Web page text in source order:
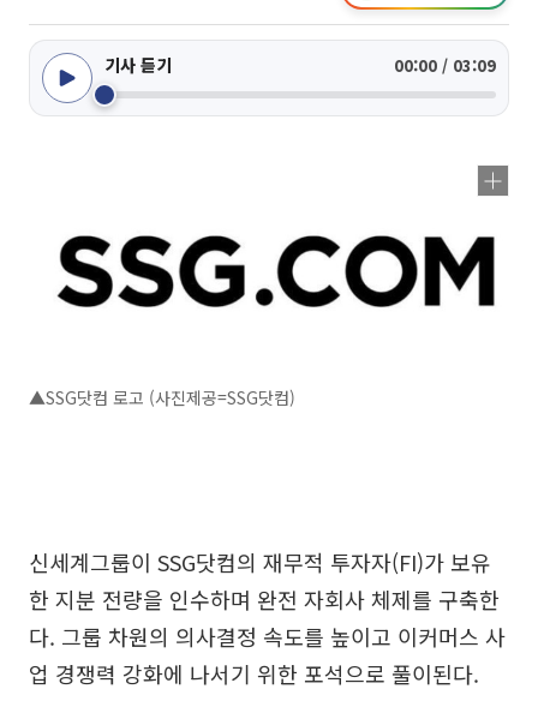
기사 듣기 00:00 / 03:09
▲SSG닷컴 로고 (사진제공=SSG닷컴)
신세계그룹이 SSG닷컴의 재무적 투자자(FI)가 보유
한 지분 전량을 인수하며 완전 자회사 체제를 구축한
다. 그룹 차원의 의사결정 속도를 높이고 이커머스 사
업 경쟁력 강화에 나서기 위한 포석으로 풀이된다.